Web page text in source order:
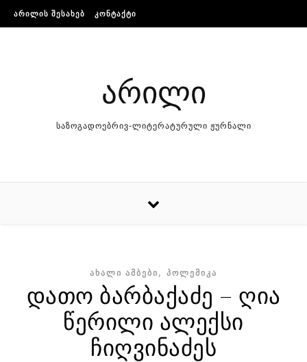
Skip to content
ᲐᲠᲘᲚᲘᲡ ᲨᲔᲡᲐᲮᲔᲑ ᲙᲝᲜᲢᲐᲥᲢᲘ
არილი
საზოგადოებრივ-ლიტერატურული ჟურნალი
ᲐᲮᲐᲚᲘ ᲐᲛᲑᲔᲑᲘ, ᲞᲝᲚᲔᲛᲘᲙᲐ
დათო ბარბაქაძე – ღია
წერილი ალექსი
ჩიღვინაძეს